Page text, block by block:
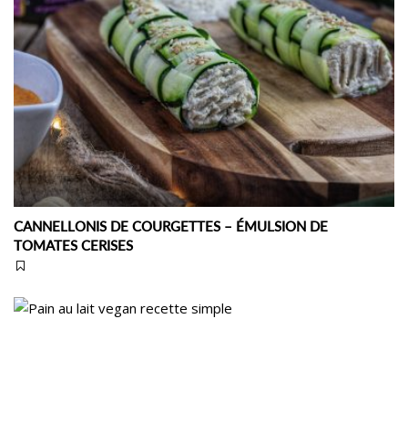
CANNELLONIS DE COURGETTES – ÉMULSION DE
TOMATES CERISES